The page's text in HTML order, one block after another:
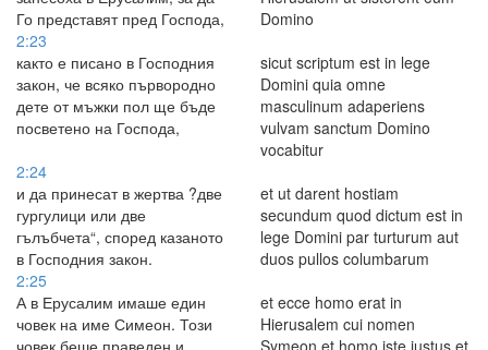
Го представят пред Господа,
Domino
2:23
както е писано в Господния
закон, че всяко първородно
дете от мъжки пол ще бъде
посветено на Господа,
sicut scriptum est in lege
Domini quia omne
masculinum adaperiens
vulvam sanctum Domino
vocabitur
2:24
и да принесат в жертва ?две
гургулици или две
гълъбчета“, според казаното
в Господния закон.
et ut darent hostiam
secundum quod dictum est in
lege Domini par turturum aut
duos pullos columbarum
2:25
А в Ерусалим имаше един
човек на име Симеон. Този
човек беше праведен и
et ecce homo erat in
Hierusalem cui nomen
Symeon et homo iste iustus et